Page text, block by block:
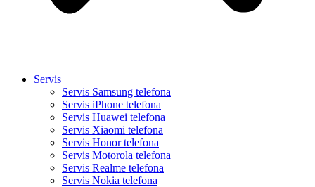
Servis
Servis Samsung telefona
Servis iPhone telefona
Servis Huawei telefona
Servis Xiaomi telefona
Servis Honor telefona
Servis Motorola telefona
Servis Realme telefona
Servis Nokia telefona